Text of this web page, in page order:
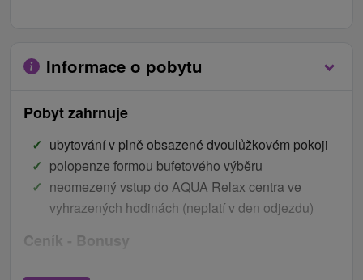
Informace o pobytu
Pobyt zahrnuje
ubytování v plně obsazené dvoulůžkovém pokoji
polopenze formou bufetového výběru
neomezený vstup do AQUA Relax centra ve
vyhrazených hodinách (neplatí v den odjezdu)
Ceník - Bonusy
zapůjčení sportovních potřeb a společenských her